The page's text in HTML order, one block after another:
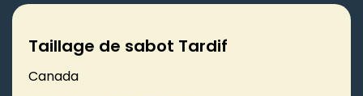
Taillage de sabot Tardif
Canada